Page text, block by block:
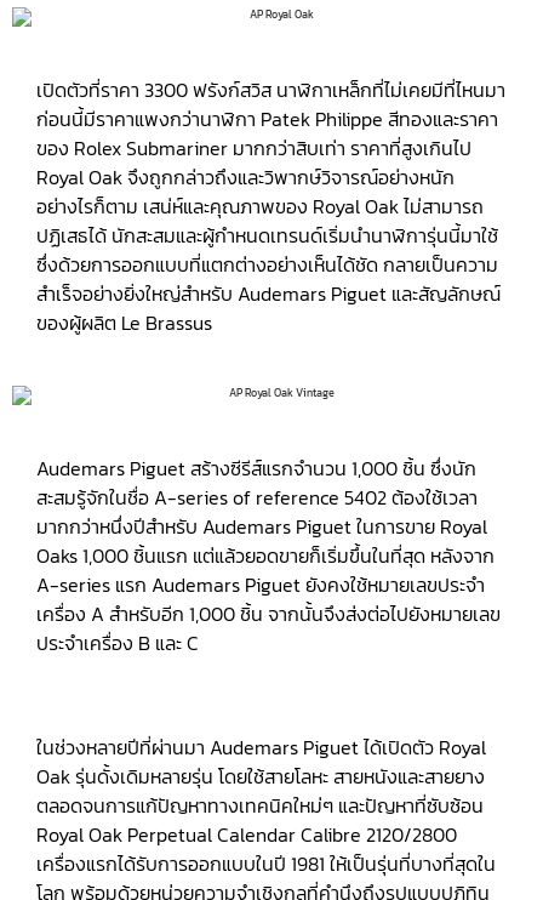
เปิดตัวที่ราคา 3300 ฟรังก์สวิส นาฬิกาเหล็กที่ไม่เคยมีที่ไหนมา
ก่อนนี้มีราคาแพงกว่านาฬิกา Patek Philippe สีทองและราคา
ของ Rolex Submariner มากกว่าสิบเท่า ราคาที่สูงเกินไป
Royal Oak จึงถูกกล่าวถึงและวิพากษ์วิจารณ์อย่างหนัก
อย่างไรก็ตาม เสน่ห์และคุณภาพของ Royal Oak ไม่สามารถ
ปฏิเสธได้ นักสะสมและผู้กำหนดเทรนด์เริ่มนำนาฬิการุ่นนี้มาใช้
ซึ่งด้วยการออกแบบที่แตกต่างอย่างเห็นได้ชัด กลายเป็นความ
สำเร็จอย่างยิ่งใหญ่สำหรับ Audemars Piguet และสัญลักษณ์
ของผู้ผลิต Le Brassus
Audemars Piguet สร้างซีรีส์แรกจำนวน 1,000 ชิ้น ซึ่งนัก
สะสมรู้จักในชื่อ A-series of reference 5402 ต้องใช้เวลา
มากกว่าหนึ่งปีสำหรับ Audemars Piguet ในการขาย Royal
Oaks 1,000 ชิ้นแรก แต่แล้วยอดขายก็เริ่มขึ้นในที่สุด หลังจาก
A-series แรก Audemars Piguet ยังคงใช้หมายเลขประจำ
เครื่อง A สำหรับอีก 1,000 ชิ้น จากนั้นจึงส่งต่อไปยังหมายเลข
ประจำเครื่อง B และ C
ในช่วงหลายปีที่ผ่านมา Audemars Piguet ได้เปิดตัว Royal
Oak รุ่นดั้งเดิมหลายรุ่น โดยใช้สายโลหะ สายหนังและสายยาง
ตลอดจนการแก้ปัญหาทางเทคนิคใหม่ๆ และปัญหาที่ซับซ้อน
Royal Oak Perpetual Calendar Calibre 2120/2800
เครื่องแรกได้รับการออกแบบในปี 1981 ให้เป็นรุ่นที่บางที่สุดใน
โลก พร้อมด้วยหน่วยความจำเชิงกลที่คำนึงถึงรูปแบบปฏิทิน